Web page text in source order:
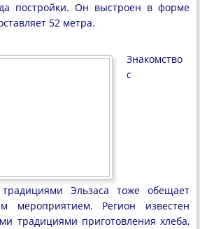
постройки. Он выстроен в форме
52 метра.
Знакомство
с
традициями Эльзаса тоже обещает
мероприятием. Регион известен
традициями приготовления хлеба,